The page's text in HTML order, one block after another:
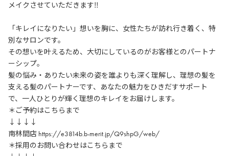
メイクさせていただきます‼︎
「キレイになりたい」想いを胸に、女性たちが訪れ行き着く、特
別なサロンです。
その想いを叶えるため、大切にしているのがお客様とのパートナ
ーシップ。
髪の悩み・ありたい未来の姿を誰よりも深く理解し、理想の髪を
支える髪のパートナーです、あなたの魅力をひきだすサポート
で、一人ひとりが輝く理想のキレイをお届けします。
＊ご予約はこちらまで
↓↓↓↓
南林間店 https://e3814b.b-merit.jp/Q9shpG/web/
＊採用のお問い合わせはこちらまで